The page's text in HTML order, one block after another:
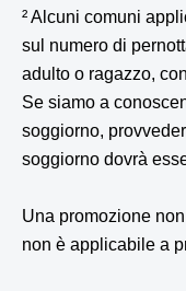
² Alcuni comuni
sul numero di
adulto o ragazzo,
Se siamo a
soggiorno,
soggiorno dovrà
Una promozione
non è applicabile a